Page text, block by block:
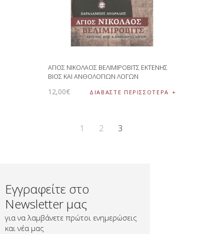
ΑΓΙΟΣ ΝΙΚΟΛΑΟΣ ΒΕΛΙΜΙΡΟΒΙΤΣ ΕΚΤΕΝΗΣ
ΒΙΟΣ ΚΑΙ ΑΝΘΟΛΟΓΙΩΝ ΛΟΓΩΝ
12,00€ ΔΙΑΒΆΣΤΕ ΠΕΡΙΣΣΌΤΕΡΑ
1 2 3
Εγγραφείτε στο
Newsletter μας
για να λαμβάνετε πρώτοι ενημερώσεις
και νέα μας